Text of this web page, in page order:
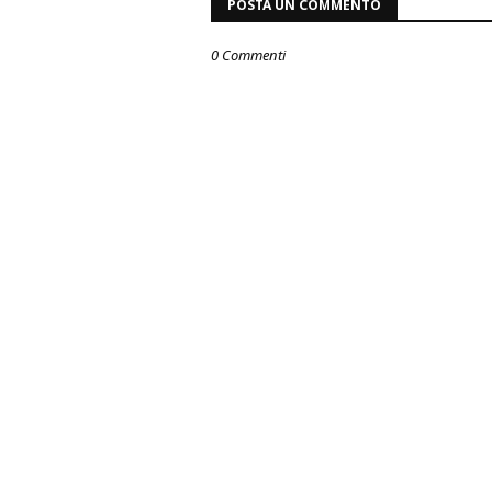
POSTA UN COMMENTO
0 Commenti